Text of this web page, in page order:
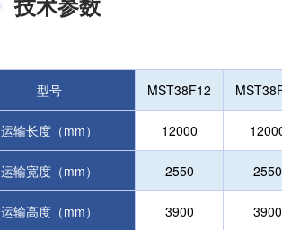
型号 MST38F12 MS
运输长度（mm） 12000
运输宽度（mm） 2550 2550
运输高度（mm） 3900 3900